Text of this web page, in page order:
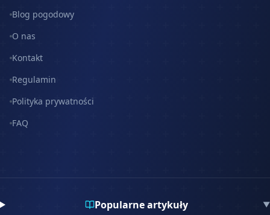
Blog pogodowy
O nas
Kontakt
Regulamin
Polityka prywatności
FAQ
Popularne artykuły ▼